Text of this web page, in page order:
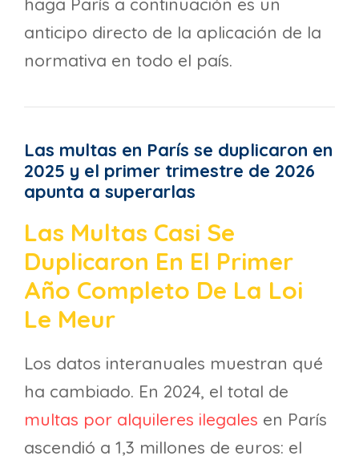
anticipo directo de la aplicación de la
normativa en todo el país.
Las multas en París se duplicaron en
2025 y el primer trimestre de 2026
apunta a superarlas
Las Multas Casi Se
Duplicaron En El Primer
Año Completo De La Loi
Le Meur
Los datos interanuales muestran qué
ha cambiado. En 2024, el total de
multas por alquileres ilegales en París
ascendió a 1,3 millones de euros: el